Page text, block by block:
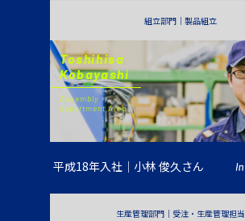
組立部門｜製品組立
Toshihisa
Kobayashi
Assembly
department Area
平成18年入社｜小林 俊久さん
生産管理部門｜受注・生産管理担当